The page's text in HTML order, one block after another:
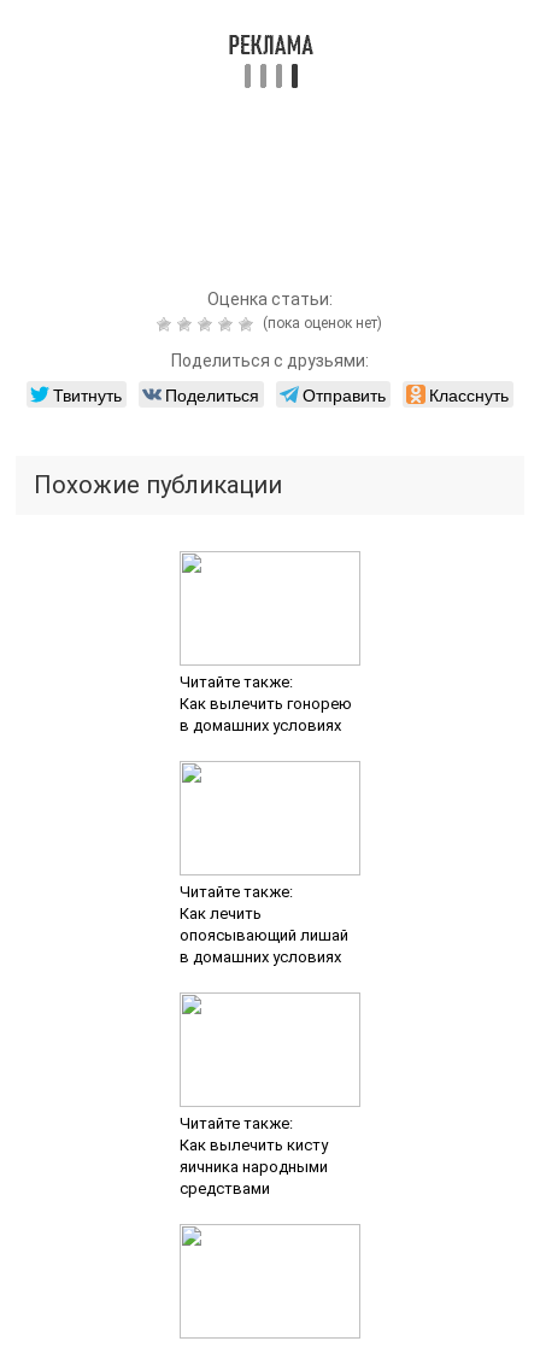
Оценка статьи:
(пока оценок нет)
Поделиться с друзьями:
Твитнуть Поделиться Отправить Класснуть
Похожие публикации
Читайте также:
Как вылечить гонорею
в домашних условиях
Читайте также:
Как лечить
опоясывающий лишай
в домашних условиях
Читайте также:
Как вылечить кисту
яичника народными
средствами